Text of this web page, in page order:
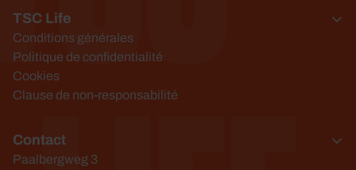
TSC Life
Conditions générales
Politique de confidentialité
Cookies
Clause de non-responsabilité
Contact
Paalbergweg 3